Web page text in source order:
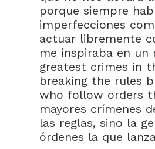
porque siempre
imperfecciones
actuar libremente
me inspiraba en un
greatest crimes in
breaking the rules
who follow orders
mayores crímenes
las reglas, sino la
órdenes la que